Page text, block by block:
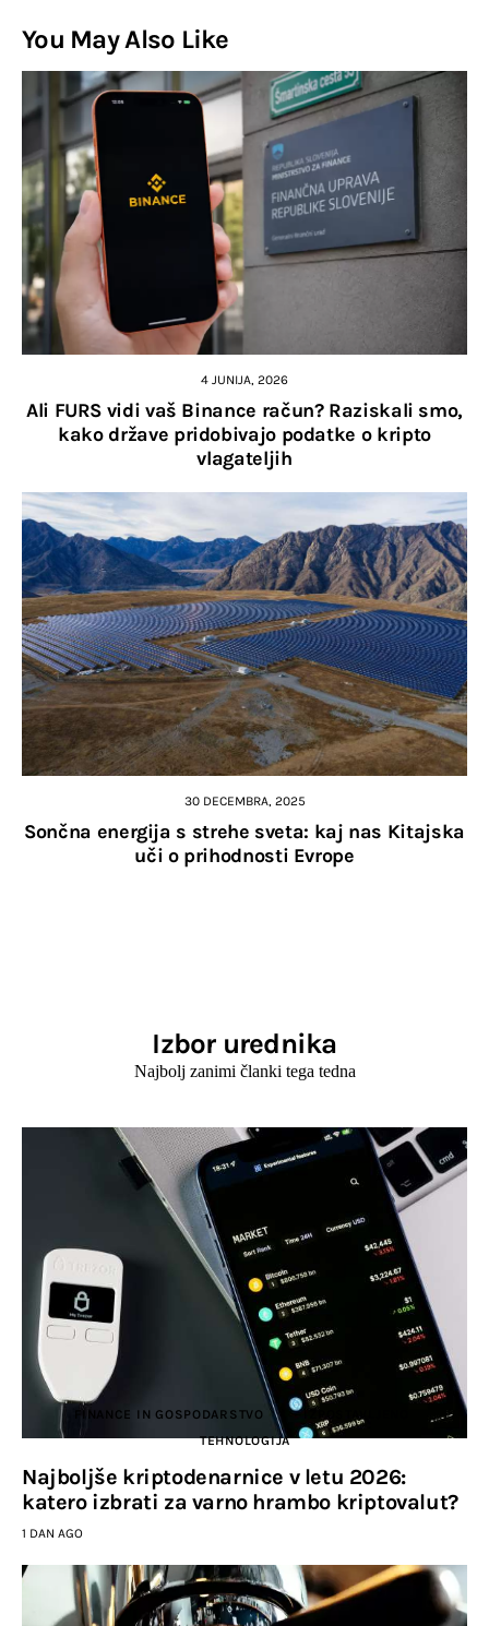
You May Also Like
4 JUNIJA, 2026
Ali FURS vidi vaš Binance račun? Raziskali smo,
kako države pridobivajo podatke o kripto
vlagateljih
30 DECEMBRA, 2025
Sončna energija s strehe sveta: kaj nas Kitajska
uči o prihodnosti Evrope
Izbor urednika
Najbolj zanimi članki tega tedna
FINANCE IN GOSPODARSTVO
IZPOSTAVLJENO
TEHNOLOGIJA
Najboljše kriptodenarnice v letu 2026:
katero izbrati za varno hrambo kriptovalut?
1 DAN AGO